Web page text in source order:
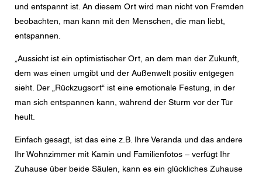
und entspannt ist. An diesem Ort wird man nicht von Fremden
beobachten, man kann mit den Menschen, die man liebt,
entspannen.
„Aussicht ist ein optimistischer Ort, an dem man der Zukunft,
dem was einen umgibt und der Außenwelt positiv entgegen
sieht. Der „Rückzugsort“ ist eine emotionale Festung, in der
man sich entspannen kann, während der Sturm vor der Tür
heult.
Einfach gesagt, ist das eine z.B. Ihre Veranda und das andere
Ihr Wohnzimmer mit Kamin und Familienfotos – verfügt Ihr
Zuhause über beide Säulen, kann es ein glückliches Zuhause
nächstgelegenen Centor Händler oder an einen
zuständigen Centor Mitarbeiter zu, welcher mich in
Bezug auf das Anliegen meiner Anfrage kontaktieren
wird.
Die Nutzung Ihrer personenbezogenen Daten entspricht
den aktuelle Datenschutzrichtlinien.